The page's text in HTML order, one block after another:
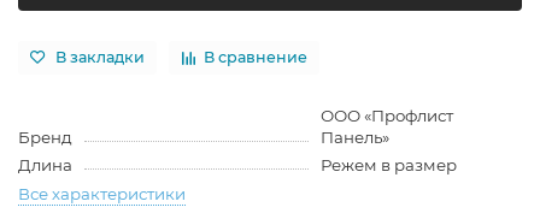
В закладки В сравнение
Бренд
ООО «Профлист
Панель»
Длина
Режем в размер
Все характеристики